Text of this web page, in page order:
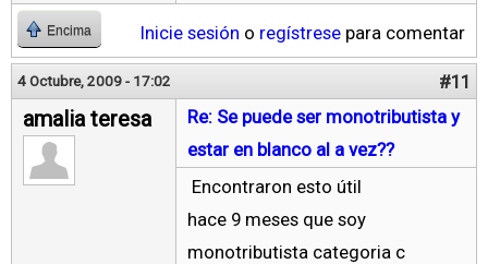
Encima Inicie sesión o regístrese para comentar
4 Octubre, 2009 - 17:02 #11
amalia teresa
Re: Se puede ser monotributista y
estar en blanco al a vez??
Encontraron esto útil
hace 9 meses que soy
monotributista categoria c